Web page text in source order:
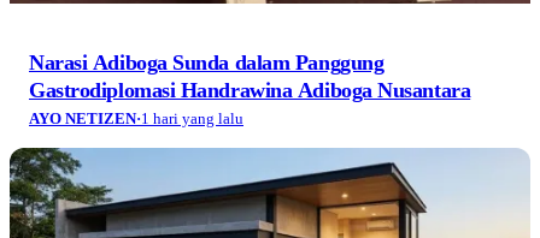
Narasi Adiboga Sunda dalam Panggung
Gastrodiplomasi Handrawina Adiboga Nusantara
AYO NETIZEN·1 hari yang lalu